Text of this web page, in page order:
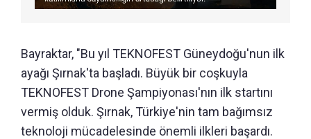
Bayraktar, "Bu yıl TEKNOFEST Güneydoğu'nun ilk
ayağı Şırnak'ta başladı. Büyük bir coşkuyla
TEKNOFEST Drone Şampiyonası'nın ilk startını
vermiş olduk. Şırnak, Türkiye'nin tam bağımsız
teknoloji mücadelesinde önemli ilkleri başardı.